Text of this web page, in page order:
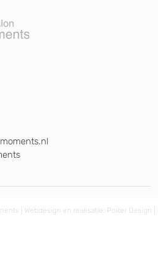
| Webdesign en realisatie: Poiter Design